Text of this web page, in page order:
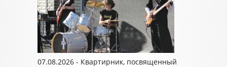
07.08.2026 - Квартирник, посвященный